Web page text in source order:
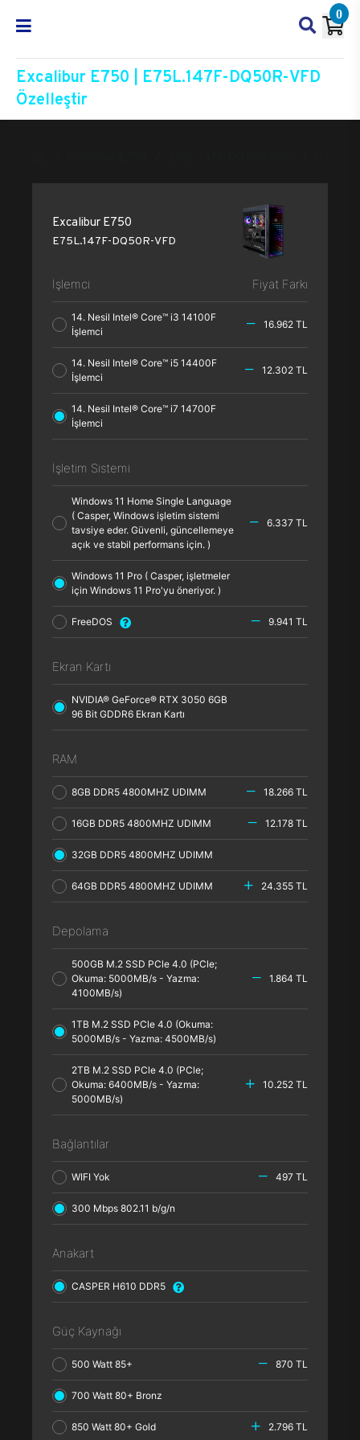
0
Excalibur E750 | E75L.147F-DQ50R-VFD
Özelleştir
Excalibur E750
E75L.147F-DQ50R-VFD
İşlemci Fiyat Farkı
14. Nesil Intel® Core™ i3 14100F
İşlemci
16.962 TL
14. Nesil Intel® Core™ i5 14400F
İşlemci
12.302 TL
14. Nesil Intel® Core™ i7 14700F
İşlemci
İşletim Sistemi
Windows 11 Home Single Language
( Casper, Windows işletim sistemi
tavsiye eder. Güvenli, güncellemeye
açık ve stabil performans için. )
6.337 TL
Windows 11 Pro ( Casper, işletmeler
için Windows 11 Pro'yu öneriyor. )
FreeDOS 9.941 TL
Ekran Kartı
NVIDIA® GeForce® RTX 3050 6GB
96 Bit GDDR6 Ekran Kartı
RAM
8GB DDR5 4800MHZ UDIMM 18.266 TL
16GB DDR5 4800MHZ UDIMM 12.178 TL
32GB DDR5 4800MHZ UDIMM
64GB DDR5 4800MHZ UDIMM 24.355 TL
Depolama
500GB M.2 SSD PCle 4.0 (PCle;
Okuma: 5000MB/s - Yazma:
4100MB/s)
1.864 TL
1TB M.2 SSD PCle 4.0 (Okuma:
5000MB/s - Yazma: 4500MB/s)
2TB M.2 SSD PCle 4.0 (PCle;
Okuma: 6400MB/s - Yazma:
5000MB/s)
10.252 TL
Bağlantılar
WIFI Yok 497 TL
300 Mbps 802.11 b/g/n
Anakart
CASPER H610 DDR5
Güç Kaynağı
500 Watt 85+ 870 TL
700 Watt 80+ Bronz
850 Watt 80+ Gold 2.796 TL